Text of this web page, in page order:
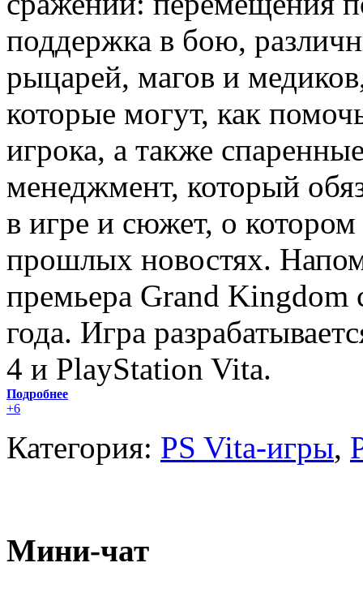
поддержка в бою,
рыцарей, магов и
которые могут, как
игрока, а также
менеджмент, который
в игре и сюжет, о
прошлых новостях.
премьера Grand Kingdom
года. Игра
4 и PlayStation Vita.
Подробнее
+6
Категория: PS Vita-игры,
Мини-чат